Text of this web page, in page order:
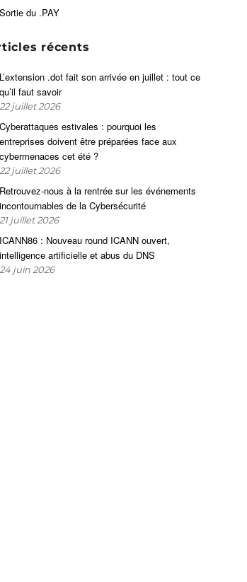
Sortie du .PAY
récents
L’extension .dot fait son arrivée en juillet : tout ce
qu’il faut savoir
22 juillet 2026
Cyberattaques estivales : pourquoi les
entreprises doivent être préparées face aux
cybermenaces cet été ?
22 juillet 2026
Retrouvez-nous à la rentrée sur les événements
incontournables de la Cybersécurité
21 juillet 2026
ICANN86 : Nouveau round ICANN ouvert,
intelligence artificielle et abus du DNS
24 juin 2026